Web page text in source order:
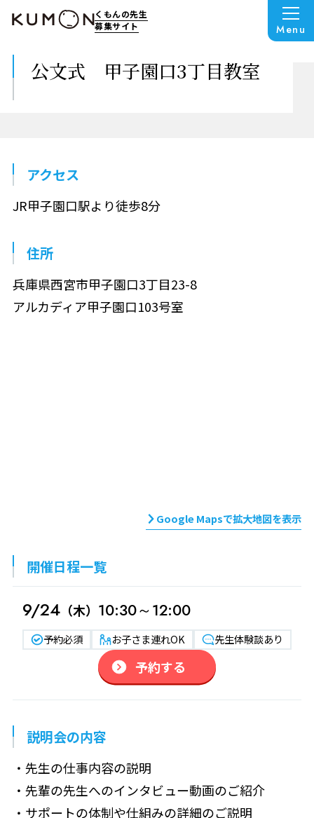
くもんの先生
募集サイト
Menu
公文式 甲子園口3丁目教室
アクセス
JR甲子園口駅より徒歩8分
住所
兵庫県西宮市甲子園口3丁目23-8
アルカディア甲子園口103号室
Google Mapsで拡大地図を表示
開催日程一覧
9/24（木） 10:30～12:00
予約必須 お子さま連れOK 先生体験談あり
予約する
説明会の内容
・先生の仕事内容の説明
・先輩の先生へのインタビュー動画のご紹介
・サポートの体制や仕組みの詳細のご説明